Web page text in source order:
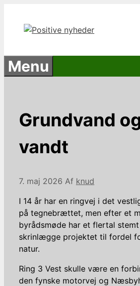
indhold
Menu
Grundvand
vandt
7. maj 2026 Af knud
I 14 år har en ringvej i det
på tegnebrættet, men efter et
byrådsmøde har et flertal
skrinlægge projektet til fordel
natur.
Ring 3 Vest skulle være en
den fynske motorvej og